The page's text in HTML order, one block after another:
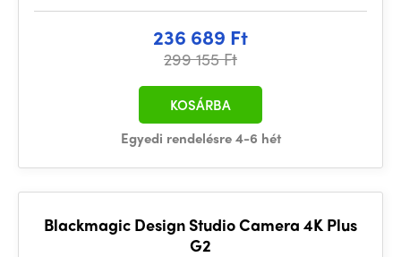
236 689 Ft
299 155 Ft
Egyedi rendelésre 4-6 hét
KOSÁRBA
Blackmagic Design Studio Camera 4K Plus
G2